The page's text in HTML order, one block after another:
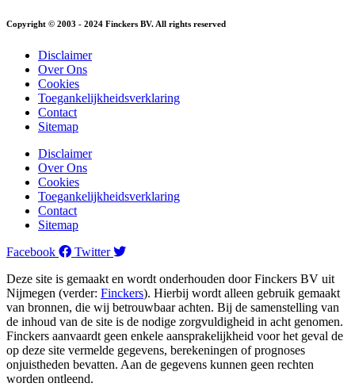
Copyright © 2003 - 2024 Finckers BV. All rights reserved
Disclaimer
Over Ons
Cookies
Toegankelijkheidsverklaring
Contact
Sitemap
Disclaimer
Over Ons
Cookies
Toegankelijkheidsverklaring
Contact
Sitemap
Facebook
Twitter
Deze site is gemaakt en wordt onderhouden door Finckers BV uit
Nijmegen (verder: Finckers). Hierbij wordt alleen gebruik gemaakt
van bronnen, die wij betrouwbaar achten. Bij de samenstelling van
de inhoud van de site is de nodige zorgvuldigheid in acht genomen.
Finckers aanvaardt geen enkele aansprakelijkheid voor het geval de
op deze site vermelde gegevens, berekeningen of prognoses
onjuistheden bevatten. Aan de gegevens kunnen geen rechten
worden ontleend.